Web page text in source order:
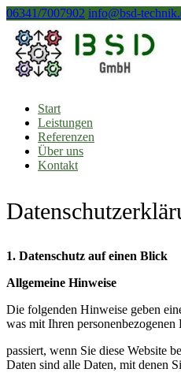
06341/7007902 info@bsd-
Start
Leistungen
Referenzen
Über uns
Kontakt
1. Datenschutz auf einen Blick
Allgemeine Hinweise
Die folgenden Hinweise geben
was mit Ihren personenbezogenen
passiert, wenn Sie diese Website
Daten sind alle Daten, mit denen